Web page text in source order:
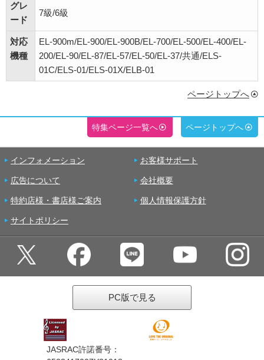
グレ
ード
7級/6級
対応
機種
EL-900m/EL-900/EL-900B/EL-700/EL-500/EL-400/EL-
200/EL-90/EL-87/EL-57/EL-50/EL-37/共通/ELS-
01C/ELS-01/ELS-01X/ELB-01
ページトップへ
特集ページ一覧へ ページトップへ
インフォメーション お客様サポート
広告について 会社概要
特約店様・書店様ご案内 個人情報保護方針
サイトポリシー
PC版で見る
JASRAC許諾番号：